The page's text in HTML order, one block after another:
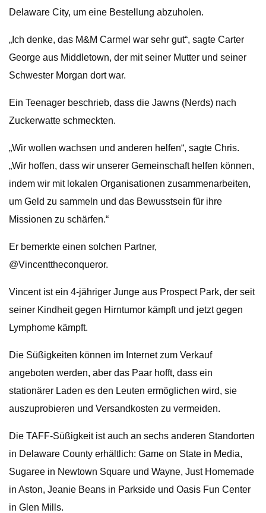
Delaware City, um eine Bestellung abzuholen.
„Ich denke, das M&M Carmel war sehr gut“, sagte Carter
George aus Middletown, der mit seiner Mutter und seiner
Schwester Morgan dort war.
Ein Teenager beschrieb, dass die Jawns (Nerds) nach
Zuckerwatte schmeckten.
„Wir wollen wachsen und anderen helfen“, sagte Chris.
„Wir hoffen, dass wir unserer Gemeinschaft helfen können,
indem wir mit lokalen Organisationen zusammenarbeiten,
um Geld zu sammeln und das Bewusstsein für ihre
Missionen zu schärfen.“
Er bemerkte einen solchen Partner,
@Vincenttheconqueror.
Vincent ist ein 4-jähriger Junge aus Prospect Park, der seit
seiner Kindheit gegen Hirntumor kämpft und jetzt gegen
Lymphome kämpft.
Die Süßigkeiten können im Internet zum Verkauf
angeboten werden, aber das Paar hofft, dass ein
stationärer Laden es den Leuten ermöglichen wird, sie
auszuprobieren und Versandkosten zu vermeiden.
Die TAFF-Süßigkeit ist auch an sechs anderen Standorten
in Delaware County erhältlich: Game on State in Media,
Sugaree in Newtown Square und Wayne, Just Homemade
in Aston, Jeanie Beans in Parkside und Oasis Fun Center
in Glen Mills.